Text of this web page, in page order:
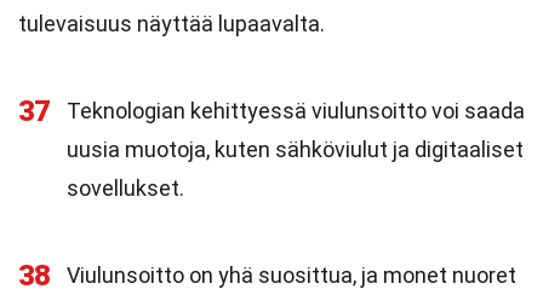
tulevaisuus näyttää lupaavalta.
37
Teknologian kehittyessä viulunsoitto voi saada
uusia muotoja, kuten sähköviulut ja digitaaliset
sovellukset.
38
Viulunsoitto on yhä suosittua, ja monet nuoret